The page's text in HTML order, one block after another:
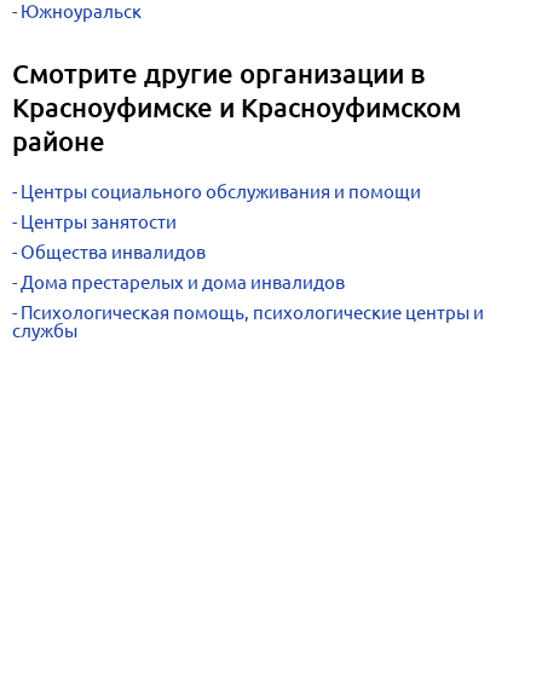
Южноуральск
Смотрите другие организации в
Красноуфимске и Красноуфимском
районе
Центры социального обслуживания и помощи
Центры занятости
Общества инвалидов
Дома престарелых и дома инвалидов
Психологическая помощь, психологические центры и
службы